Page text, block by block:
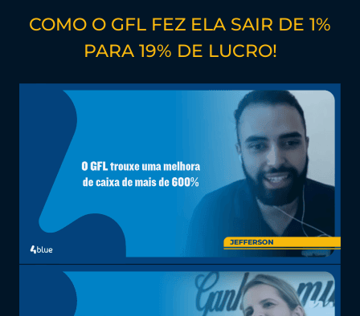
COMO O GFL FEZ ELA SAIR DE 1%
PARA 19% DE LUCRO!